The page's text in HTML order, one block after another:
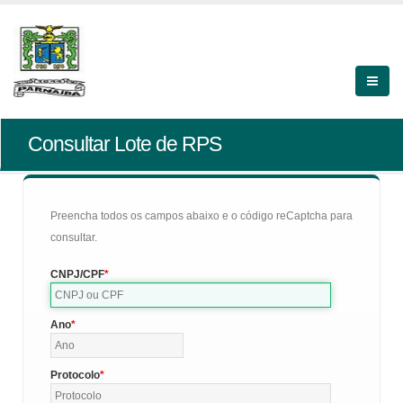
Consultar Lote de RPS
Preencha todos os campos abaixo e o código reCaptcha para
consultar.
CNPJ/CPF
Ano
Protocolo